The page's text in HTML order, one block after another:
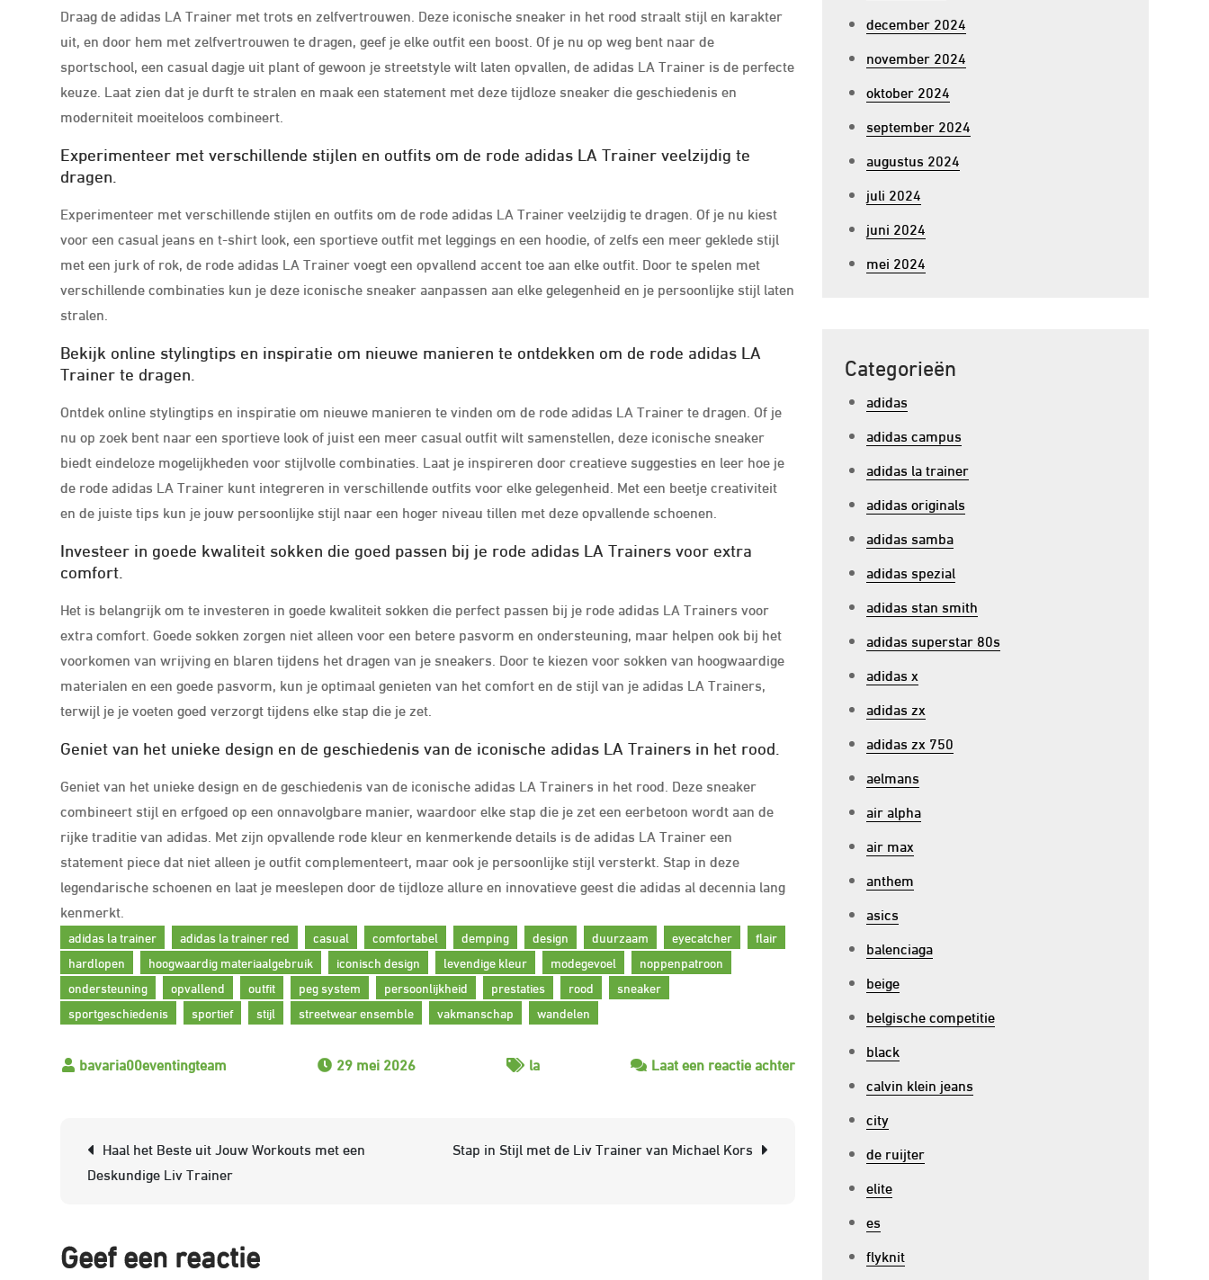
Draag de adidas LA Trainer met trots en zelfvertrouwen. Deze iconische sneaker in het rood straalt stijl en karakter
uit, en door hem met zelfvertrouwen te dragen, geef je elke outfit een boost. Of je nu op weg bent naar de
sportschool, een casual dagje uit plant of gewoon je streetstyle wilt laten opvallen, de adidas LA Trainer is de perfecte
keuze. Laat zien dat je durft te stralen en maak een statement met deze tijdloze sneaker die geschiedenis en
moderniteit moeiteloos combineert.
Experimenteer met verschillende stijlen en outfits om de rode adidas LA Trainer veelzijdig te
dragen.
Experimenteer met verschillende stijlen en outfits om de rode adidas LA Trainer veelzijdig te dragen. Of je nu kiest
voor een casual jeans en t-shirt look, een sportieve outfit met leggings en een hoodie, of zelfs een meer geklede stijl
met een jurk of rok, de rode adidas LA Trainer voegt een opvallend accent toe aan elke outfit. Door te spelen met
verschillende combinaties kun je deze iconische sneaker aanpassen aan elke gelegenheid en je persoonlijke stijl laten
stralen.
Bekijk online stylingtips en inspiratie om nieuwe manieren te ontdekken om de rode adidas LA
Trainer te dragen.
Ontdek online stylingtips en inspiratie om nieuwe manieren te vinden om de rode adidas LA Trainer te dragen. Of je
nu op zoek bent naar een sportieve look of juist een meer casual outfit wilt samenstellen, deze iconische sneaker
biedt eindeloze mogelijkheden voor stijlvolle combinaties. Laat je inspireren door creatieve suggesties en leer hoe je
de rode adidas LA Trainer kunt integreren in verschillende outfits voor elke gelegenheid. Met een beetje creativiteit
en de juiste tips kun je jouw persoonlijke stijl naar een hoger niveau tillen met deze opvallende schoenen.
Investeer in goede kwaliteit sokken die goed passen bij je rode adidas LA Trainers voor extra
comfort.
Het is belangrijk om te investeren in goede kwaliteit sokken die perfect passen bij je rode adidas LA Trainers voor
extra comfort. Goede sokken zorgen niet alleen voor een betere pasvorm en ondersteuning, maar helpen ook bij het
voorkomen van wrijving en blaren tijdens het dragen van je sneakers. Door te kiezen voor sokken van hoogwaardige
materialen en een goede pasvorm, kun je optimaal genieten van het comfort en de stijl van je adidas LA Trainers,
terwijl je je voeten goed verzorgt tijdens elke stap die je zet.
Geniet van het unieke design en de geschiedenis van de iconische adidas LA Trainers in het rood.
Geniet van het unieke design en de geschiedenis van de iconische adidas LA Trainers in het rood. Deze sneaker
combineert stijl en erfgoed op een onnavolgbare manier, waardoor elke stap die je zet een eerbetoon wordt aan de
rijke traditie van adidas. Met zijn opvallende rode kleur en kenmerkende details is de adidas LA Trainer een
statement piece dat niet alleen je outfit complementeert, maar ook je persoonlijke stijl versterkt. Stap in deze
legendarische schoenen en laat je meeslepen door de tijdloze allure en innovatieve geest die adidas al decennia lang
kenmerkt.
adidas la trainer adidas la trainer red casual comfortabel demping design duurzaam eyecatcher
flair
hardlopen
hoogwaardig materiaalgebruik iconisch design levendige kleur modegevoel
noppenpatroon
ondersteuning
opvallend outfit peg system persoonlijkheid prestaties rood
sneaker
sportgeschiedenis
sportief stijl streetwear ensemble vakmanschap wandelen
29 mei 2026 la Laat een reactie achterop
Iconische
Berichtnavigatie
Haal het Beste uit Jouw Workouts met een
Deskundige Liv Trainer
Stap in Stijl met de Liv Trainer van Michael Kors
Geef een reactie
december 2024
november 2024
oktober 2024
september 2024
augustus 2024
juli 2024
juni 2024
mei 2024
Categorieën
adidas
adidas campus
adidas la trainer
adidas originals
adidas samba
adidas spezial
adidas stan smith
adidas superstar 80s
adidas x
adidas zx
adidas zx 750
aelmans
air alpha
air max
anthem
asics
balenciaga
beige
belgische competitie
black
calvin klein jeans
city
de ruijter
elite
es
flyknit